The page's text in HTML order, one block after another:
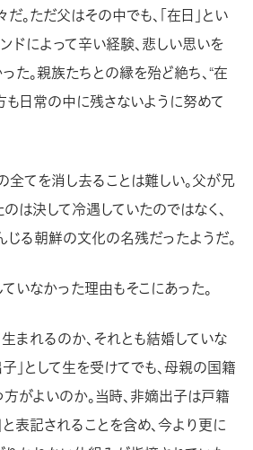
。ただ父はその中でも、「在日」とい
ドによって辛い経験、悲しい思いを
た。親族たちとの縁を殆ど絶ち、“在
も日常の中に残さないように努めて
全てを消し去ることは難しい。父が兄
は決して冷遇していたのではなく、
じる朝鮮の文化の名残だったようだ。
いなかった理由もそこにあった。
まれるのか、それとも結婚していな
」として生を受けてでも、母親の国籍
がよいのか。当時、非嫡出子は戸籍
と表記されることを含め、今より更に